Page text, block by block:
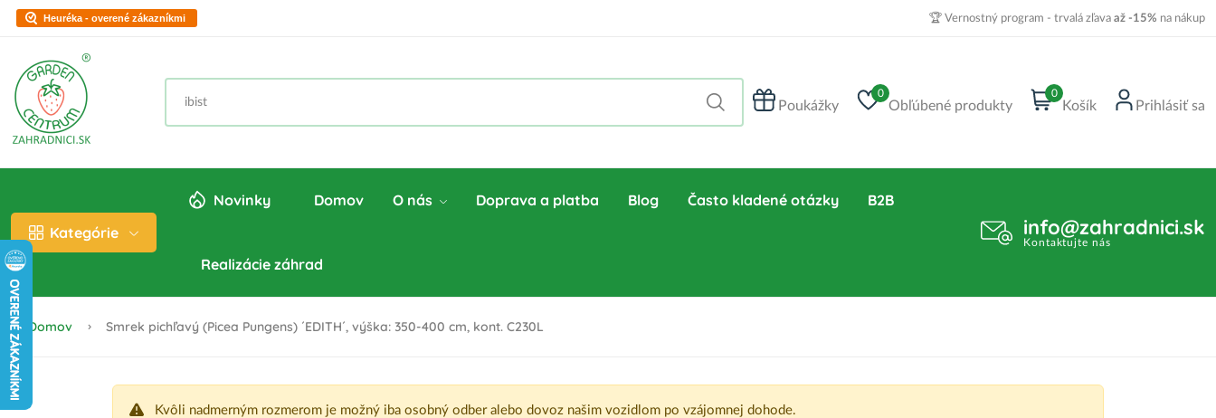
Heuréka - overené zákazníkmi 🏆 Vernostný program - trvalá zľava až -15% na nákup
Poukážky
0
Obľúbené produkty
0
Košík Prihlásiť sa
Kategórie
Novinky Domov O nás Doprava a platba Blog Často kladené otázky B2B
Realizácie záhrad
info@zahradnici.sk
Kontaktujte nás
Domov Smrek pichľavý (Picea Pungens) ´EDITH´, výška: 350-400 cm, kont. C230L
Kvôli nadmerným rozmerom je možný iba osobný odber alebo dovoz našim vozidlom po vzájomnej dohode.